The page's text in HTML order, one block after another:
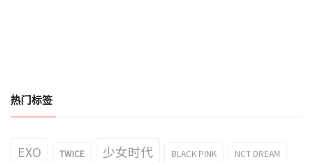
热门标签
EXO TWICE 少女时代 BLACK PINK NCT DREAM